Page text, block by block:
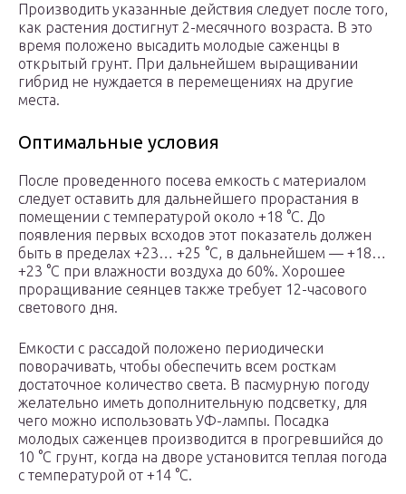
Производить указанные действия следует после того,
как растения достигнут 2-месячного возраста. В это
время положено высадить молодые саженцы в
открытый грунт. При дальнейшем выращивании
гибрид не нуждается в перемещениях на другие
места.
Оптимальные условия
После проведенного посева емкость с материалом
следует оставить для дальнейшего прорастания в
помещении с температурой около +18 °C. До
появления первых всходов этот показатель должен
быть в пределах +23… +25 °C, в дальнейшем — +18…
+23 °С при влажности воздуха до 60%. Хорошее
проращивание сеянцев также требует 12-часового
светового дня.
Емкости с рассадой положено периодически
поворачивать, чтобы обеспечить всем росткам
достаточное количество света. В пасмурную погоду
желательно иметь дополнительную подсветку, для
чего можно использовать УФ-лампы. Посадка
молодых саженцев производится в прогревшийся до
10 °C грунт, когда на дворе установится теплая погода
с температурой от +14 °C.